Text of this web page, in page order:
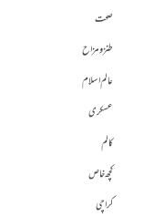
صحت
طنز و مزاح
عالم اسلام
عسکری
کالم
کچھ خاص
کراچی